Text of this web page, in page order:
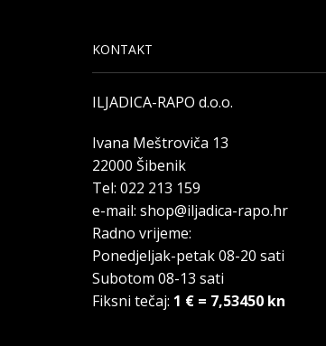
KONTAKT
ILJADICA-RAPO d.o.o.
Ivana Meštroviča 13
22000 Šibenik
Tel: 022 213 159
e-mail: shop@iljadica-rapo.hr
Radno vrijeme:
Ponedjeljak-petak 08-20 sati
Subotom 08-13 sati
Fiksni tečaj: 1 € = 7,53450 kn